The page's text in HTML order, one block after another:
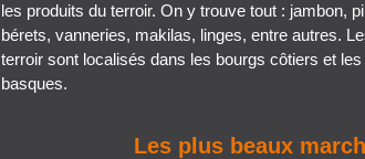
les produits du terroir. On y trouve tout : jambon,
bérets, vanneries, makilas, linges, entre autres.
terroir sont localisés dans les bourgs côtiers et
basques.
Les plus beaux